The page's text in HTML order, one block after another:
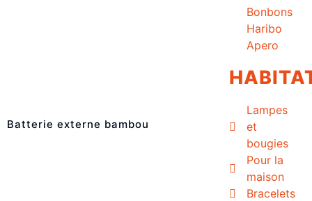
Bonbons
Haribo
Apero
Lampes
et
bougies
Pour la
maison
Bracelets
Batterie externe bambou